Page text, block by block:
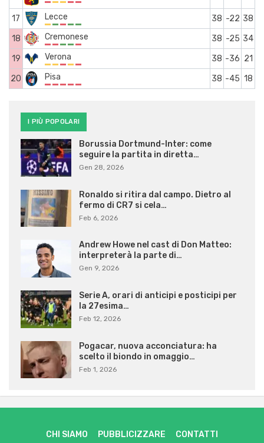
17 Lecce 38 -22 38
18
Cremonese 38 -25 34
19
Verona 38 -36 21
20
Pisa 38 -45 18
I PIÙ POPOLARI
Borussia Dortmund-Inter: come
seguire la partita in diretta…
Gen 28, 2026
Ronaldo si ritira dal campo. Dietro al
fermo di CR7 si cela…
Feb 6, 2026
Andrew Howe nel cast di Don Matteo:
interpreterà la parte di…
Gen 9, 2026
Serie A, orari di anticipi e posticipi per
la 27esima…
Feb 12, 2026
Pogacar, nuova acconciatura: ha
scelto il biondo in omaggio…
Feb 1, 2026
CHI SIAMO PUBBLICIZZARE CONTATTI